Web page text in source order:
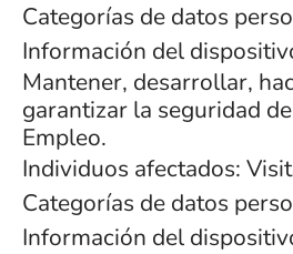
Categorías de datos
Información del
Mantener, desarrollar,
garantizar la seguridad
Empleo.
Individuos afectados:
Categorías de datos
Información del